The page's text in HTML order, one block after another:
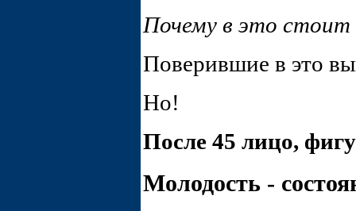
Почему в это стоит
Поверившие в это
Но!
После 45 лицо,
Молодость -